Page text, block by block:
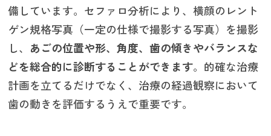
備しています。セファロ分析により、横顔のレント
ゲン規格写真（一定の仕様で撮影する写真）を撮影
し、 あごの位置や形、角度、歯の傾きやバランスな
どを総合的に診断することができます。的確な治療
計画を立てるだけでなく、治療の経過観察において
歯の動きを評価するうえで重要です。